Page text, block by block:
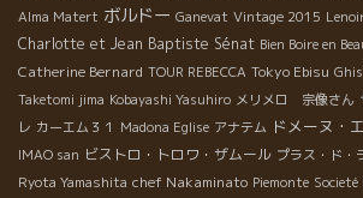
Alma Matert ボルドー Ganevat Vintage 2015
Charlotte et Jean Baptiste Sénat Bien Boire en
Catherine Bernard TOUR REBECCA Tokyo Ebisu
Taketomi jima Kobayashi Yasuhiro メリメロ 宗像さん
レ カーエム３１ Madona Eglise アナテム ドメーヌ・
IMAO san ビストロ・トロワ・ザムール プラス・ド・
Ryota Yamashita chef Nakaminato Piemonte Societé